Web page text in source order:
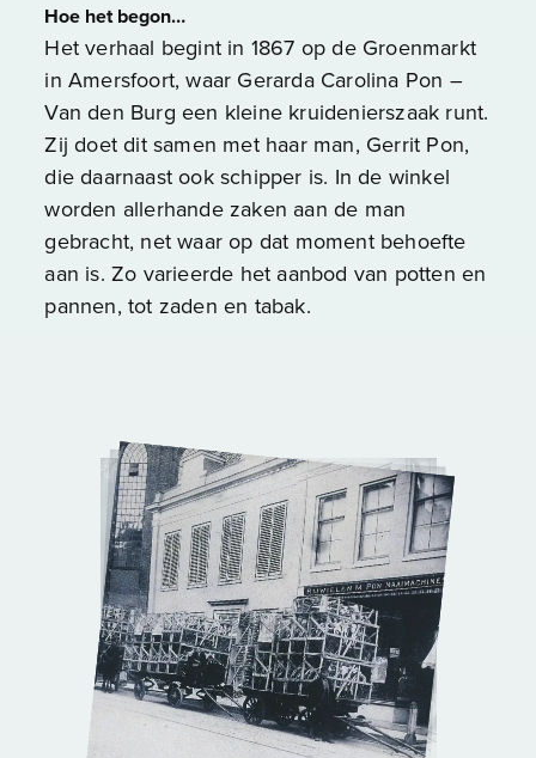
Hoe het begon…
Het verhaal begint in 1867 op de Groenmarkt
in Amersfoort, waar Gerarda Carolina Pon –
Van den Burg een kleine kruidenierszaak runt.
Zij doet dit samen met haar man, Gerrit Pon,
die daarnaast ook schipper is. In de winkel
worden allerhande zaken aan de man
gebracht, net waar op dat moment behoefte
aan is. Zo varieerde het aanbod van potten en
pannen, tot zaden en tabak.